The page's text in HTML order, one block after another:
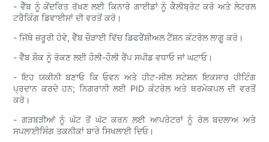
- ਵੈੱਬ ਨੂੰ ਕੇਂਦਰਿਤ ਰੱਖਣ ਲਈ ਕਿਨਾਰੇ ਗਾਈਡਾਂ ਨੂੰ ਕੈਲੀਬ੍ਰੇਟ ਕਰੋ ਅਤੇ ਲੇਟਰਲ
ਟਰੈਕਿੰਗ ਡਿਵਾਈਸਾਂ ਦੀ ਵਰਤੋਂ ਕਰੋ।
- ਜਿੱਥੇ ਜ਼ਰੂਰੀ ਹੋਵੇ, ਵੈੱਬ ਚੌੜਾਈ ਵਿੱਚ ਡਿਫਰੈਂਸ਼ੀਅਲ ਟੈਂਸ਼ਨ ਕੰਟਰੋਲ ਲਾਗੂ ਕਰੋ।
- ਵੈੱਬ ਸ਼ੌਕ ਨੂੰ ਰੋਕਣ ਲਈ ਹੌਲੀ-ਹੌਲੀ ਰੈਂਪ ਸਪੀਡ ਵਧਾਓ ਜਾਂ ਘਟਾਓ।
- ਇਹ ਯਕੀਨੀ ਬਣਾਓ ਕਿ ਓਵਨ ਅਤੇ ਹੀਟ-ਸੀਲ ਸਟੇਸ਼ਨ ਇਕਸਾਰ ਹੀਟਿੰਗ
ਪ੍ਰਦਾਨ ਕਰਦੇ ਹਨ; ਨਿਗਰਾਨੀ ਲਈ PID ਕੰਟਰੋਲ ਅਤੇ ਥਰਮੋਕਪਲ ਦੀ ਵਰਤੋਂ
ਕਰੋ।
- ਗੜਬੜੀਆਂ ਨੂੰ ਘੱਟ ਤੋਂ ਘੱਟ ਕਰਨ ਲਈ ਆਪਰੇਟਰਾਂ ਨੂੰ ਰੋਲ ਬਦਲਾਅ ਅਤੇ
ਸਪਲਾਈਸਿੰਗ ਤਕਨੀਕਾਂ ਬਾਰੇ ਸਿਖਲਾਈ ਦਿਓ।